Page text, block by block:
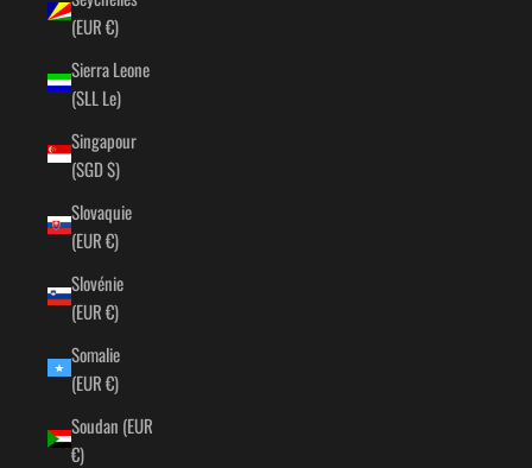
(EUR €)
Sierra Leone
(SLL Le)
Singapour
(SGD $)
Slovaquie
(EUR €)
Slovénie
(EUR €)
Somalie
(EUR €)
Soudan (EUR
€)